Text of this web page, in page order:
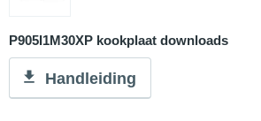
P905I1M30XP kookplaat downloads
Handleiding